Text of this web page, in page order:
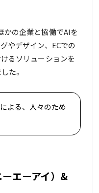
の企業と協働でAIを
やデザイン、ECでの
るソリューションを
た。
よる、人々のため
ーエーアイ）&